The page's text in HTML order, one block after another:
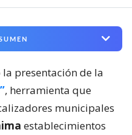
la presentación de la
, herramienta que
municipales
establecimientos